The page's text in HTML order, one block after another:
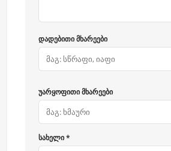
დადებითი მხარეები
უარყოფითი მხარეები
სახელი *